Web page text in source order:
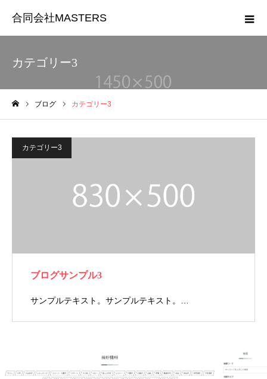
合同会社MASTERS
カテゴリー3
ブログ カテゴリー3
カテゴリー3
ブログサンプル3
サンプルテキスト。サンプルテキスト。…